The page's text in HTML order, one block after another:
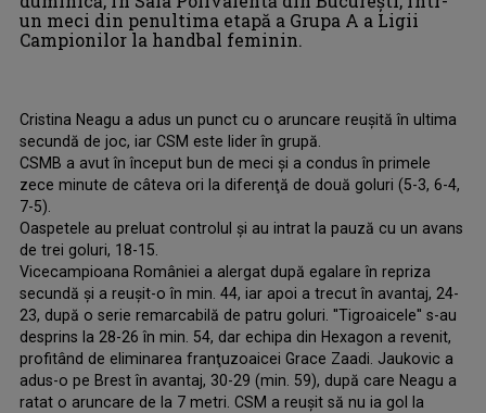
un meci din penultima etapă a Grupa A a Ligii
Campionilor la handbal feminin.
Cristina Neagu a adus un punct cu o aruncare reuşită în ultima
secundă de joc, iar CSM este lider în grupă.
CSMB a avut în început bun de meci şi a condus în primele
zece minute de câteva ori la diferenţă de două goluri (5-3, 6-4,
7-5).
Oaspetele au preluat controlul şi au intrat la pauză cu un avans
de trei goluri, 18-15.
Vicecampioana României a alergat după egalare în repriza
secundă şi a reuşit-o în min. 44, iar apoi a trecut în avantaj, 24-
23, după o serie remarcabilă de patru goluri. ''Tigroaicele'' s-au
desprins la 28-26 în min. 54, dar echipa din Hexagon a revenit,
profitând de eliminarea franţuzoaicei Grace Zaadi. Jaukovic a
adus-o pe Brest în avantaj, 30-29 (min. 59), după care Neagu a
ratat o aruncare de la 7 metri. CSM a reuşit să nu ia gol la